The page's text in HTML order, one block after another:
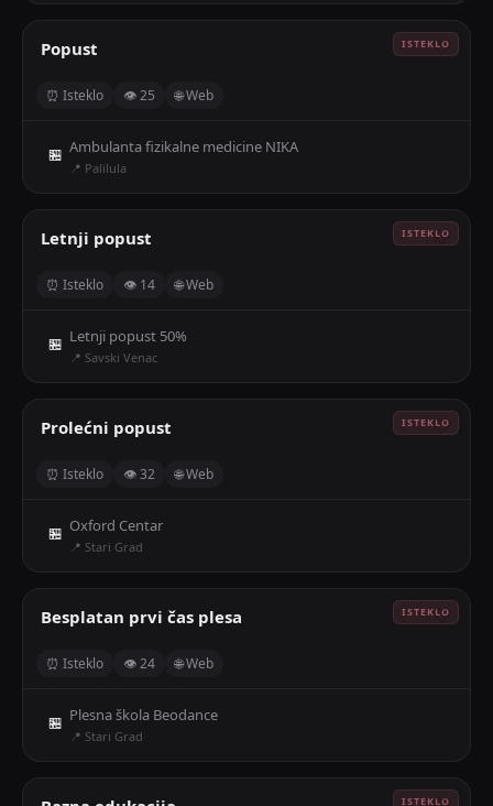
Popust 🤍
⏰ Isteklo 👁 25 🌐 Web
🏪 Ambulanta fizikalne medicine NIKA
📍 Palilula
Letnji popust 🤍
⏰ Isteklo 👁 14 🌐 Web
🏪 Letnji popust 50%
📍 Savski Venac
Prolećni popust 🤍
⏰ Isteklo 👁 32 🌐 Web
🏪 Oxford Centar
📍 Stari Grad
Besplatan prvi čas plesa 🤍
⏰ Isteklo 👁 24 🌐 Web
🏪 Plesna škola Beodance
📍 Stari Grad